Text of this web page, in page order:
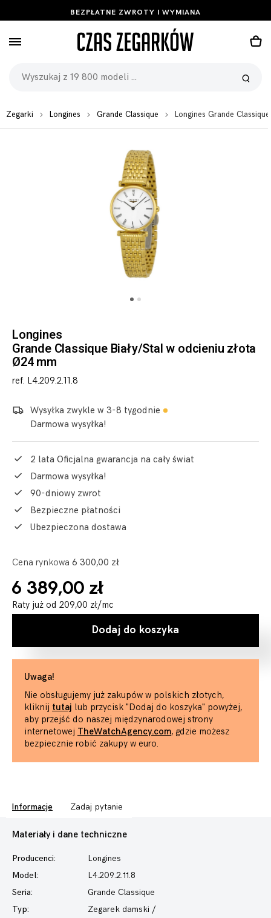
BEZPŁATNE ZWROTY I WYMIANA
Zegarki Longines Grande Classique Longines Grande
Longines
Grande Classique Biały/Stal w odcieniu złota
Ø24 mm
ref. L4.209.2.11.8
Wysyłka zwykle w 3-8 tygodnie
Darmowa wysyłka!
2 lata Oficjalna gwarancja na cały świat
Darmowa wysyłka!
90-dniowy zwrot
Bezpieczne płatności
Ubezpieczona dostawa
Cena rynkowa 6 300,00 zł
6 389,00 zł
Raty już od 209,00 zł/mc
Dodaj do koszyka
Uwaga!
Nie obsługujemy już zakupów w polskich złotych,
kliknij tutaj lub przycisk "Dodaj do koszyka" powyżej,
aby przejść do naszej międzynarodowej strony
internetowej TheWatchAgency.com, gdzie możesz
bezpiecznie robić zakupy w euro.
Informacje Zadaj pytanie
Materiały i dane techniczne
Producenci:
Longines
Model:
L4.209.2.11.8
Seria:
Grande Classique
Typ:
Zegarek damski /